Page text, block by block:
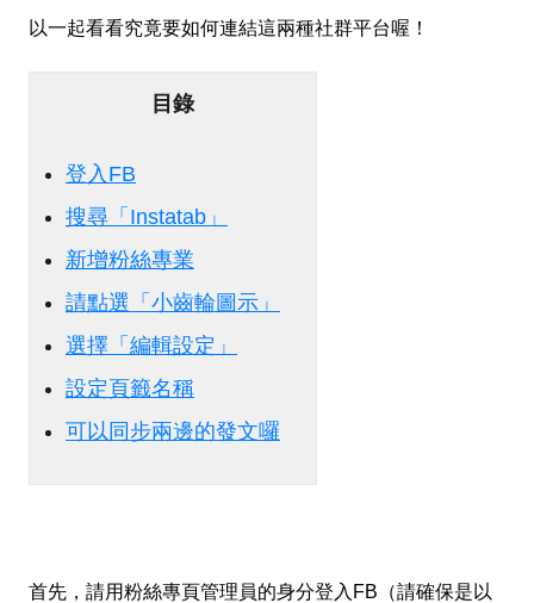
以一起看看究竟要如何連結這兩種社群平台喔！
目錄
登入FB
搜尋「Instatab」
新增粉絲專業
請點選「小齒輪圖示」
選擇「編輯設定」
設定頁籤名稱
可以同步兩邊的發文囉
首先，請用粉絲專頁管理員的身分登入FB（請確保是以